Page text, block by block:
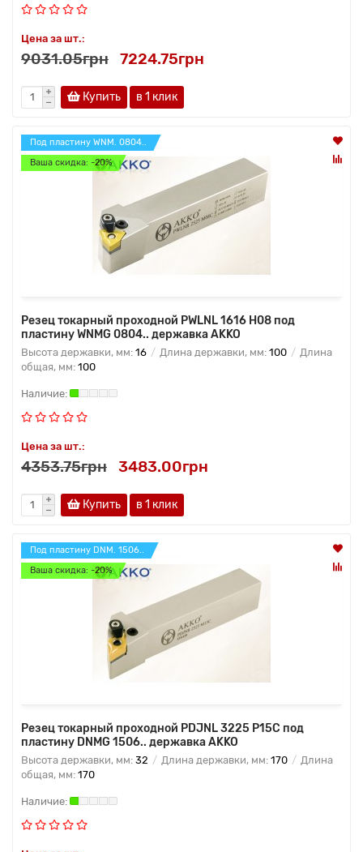
Цена за шт.:
9031.05грн 7224.75грн
Купить в 1 клик
Под пластину WNM. 0804..
Ваша скидка: -20%
Резец токарный проходной PWLNL 1616 H08 под
пластину WNMG 0804.. державка AKKO
Высота державки, мм: 16 Длина державки, мм: 100
Длина
общая, мм: 100
Цена за шт.:
4353.75грн 3483.00грн
Купить в 1 клик
Под пластину DNM. 1506..
Ваша скидка: -20%
Резец токарный проходной PDJNL 3225 P15C под
пластину DNMG 1506.. державка AKKO
Высота державки, мм: 32 Длина державки, мм: 170
Длина
общая, мм: 170